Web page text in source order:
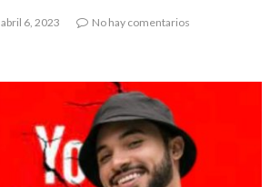
abril 6, 2023
No hay comentarios